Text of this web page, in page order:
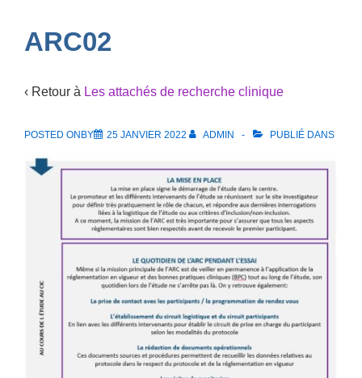
ARC02
‹ Retour à Les attachés de recherche clinique
POSTED ONBY 25 JANVIER 2022 ADMIN PUBLIÉ DANS